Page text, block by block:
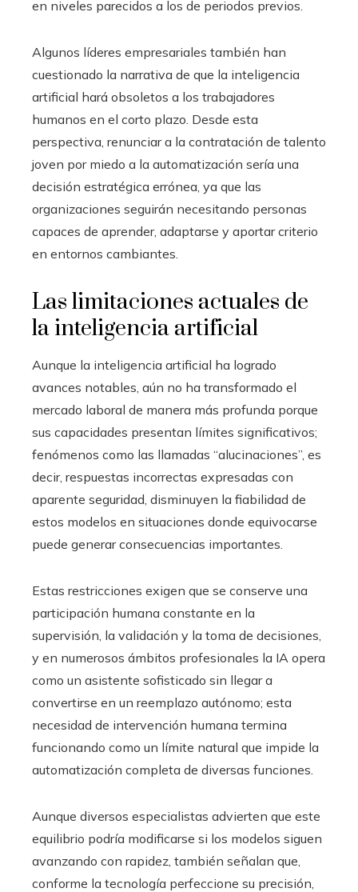
en niveles parecidos a los de periodos previos.
Algunos líderes empresariales también han
cuestionado la narrativa de que la inteligencia
artificial hará obsoletos a los trabajadores
humanos en el corto plazo. Desde esta
perspectiva, renunciar a la contratación de talento
joven por miedo a la automatización sería una
decisión estratégica errónea, ya que las
organizaciones seguirán necesitando personas
capaces de aprender, adaptarse y aportar criterio
en entornos cambiantes.
Las limitaciones actuales de
la inteligencia artificial
Aunque la inteligencia artificial ha logrado
avances notables, aún no ha transformado el
mercado laboral de manera más profunda porque
sus capacidades presentan límites significativos;
fenómenos como las llamadas “alucinaciones”, es
decir, respuestas incorrectas expresadas con
aparente seguridad, disminuyen la fiabilidad de
estos modelos en situaciones donde equivocarse
puede generar consecuencias importantes.
Estas restricciones exigen que se conserve una
participación humana constante en la
supervisión, la validación y la toma de decisiones,
y en numerosos ámbitos profesionales la IA opera
como un asistente sofisticado sin llegar a
convertirse en un reemplazo autónomo; esta
necesidad de intervención humana termina
funcionando como un límite natural que impide la
automatización completa de diversas funciones.
Aunque diversos especialistas advierten que este
equilibrio podría modificarse si los modelos siguen
avanzando con rapidez, también señalan que,
conforme la tecnología perfeccione su precisión,